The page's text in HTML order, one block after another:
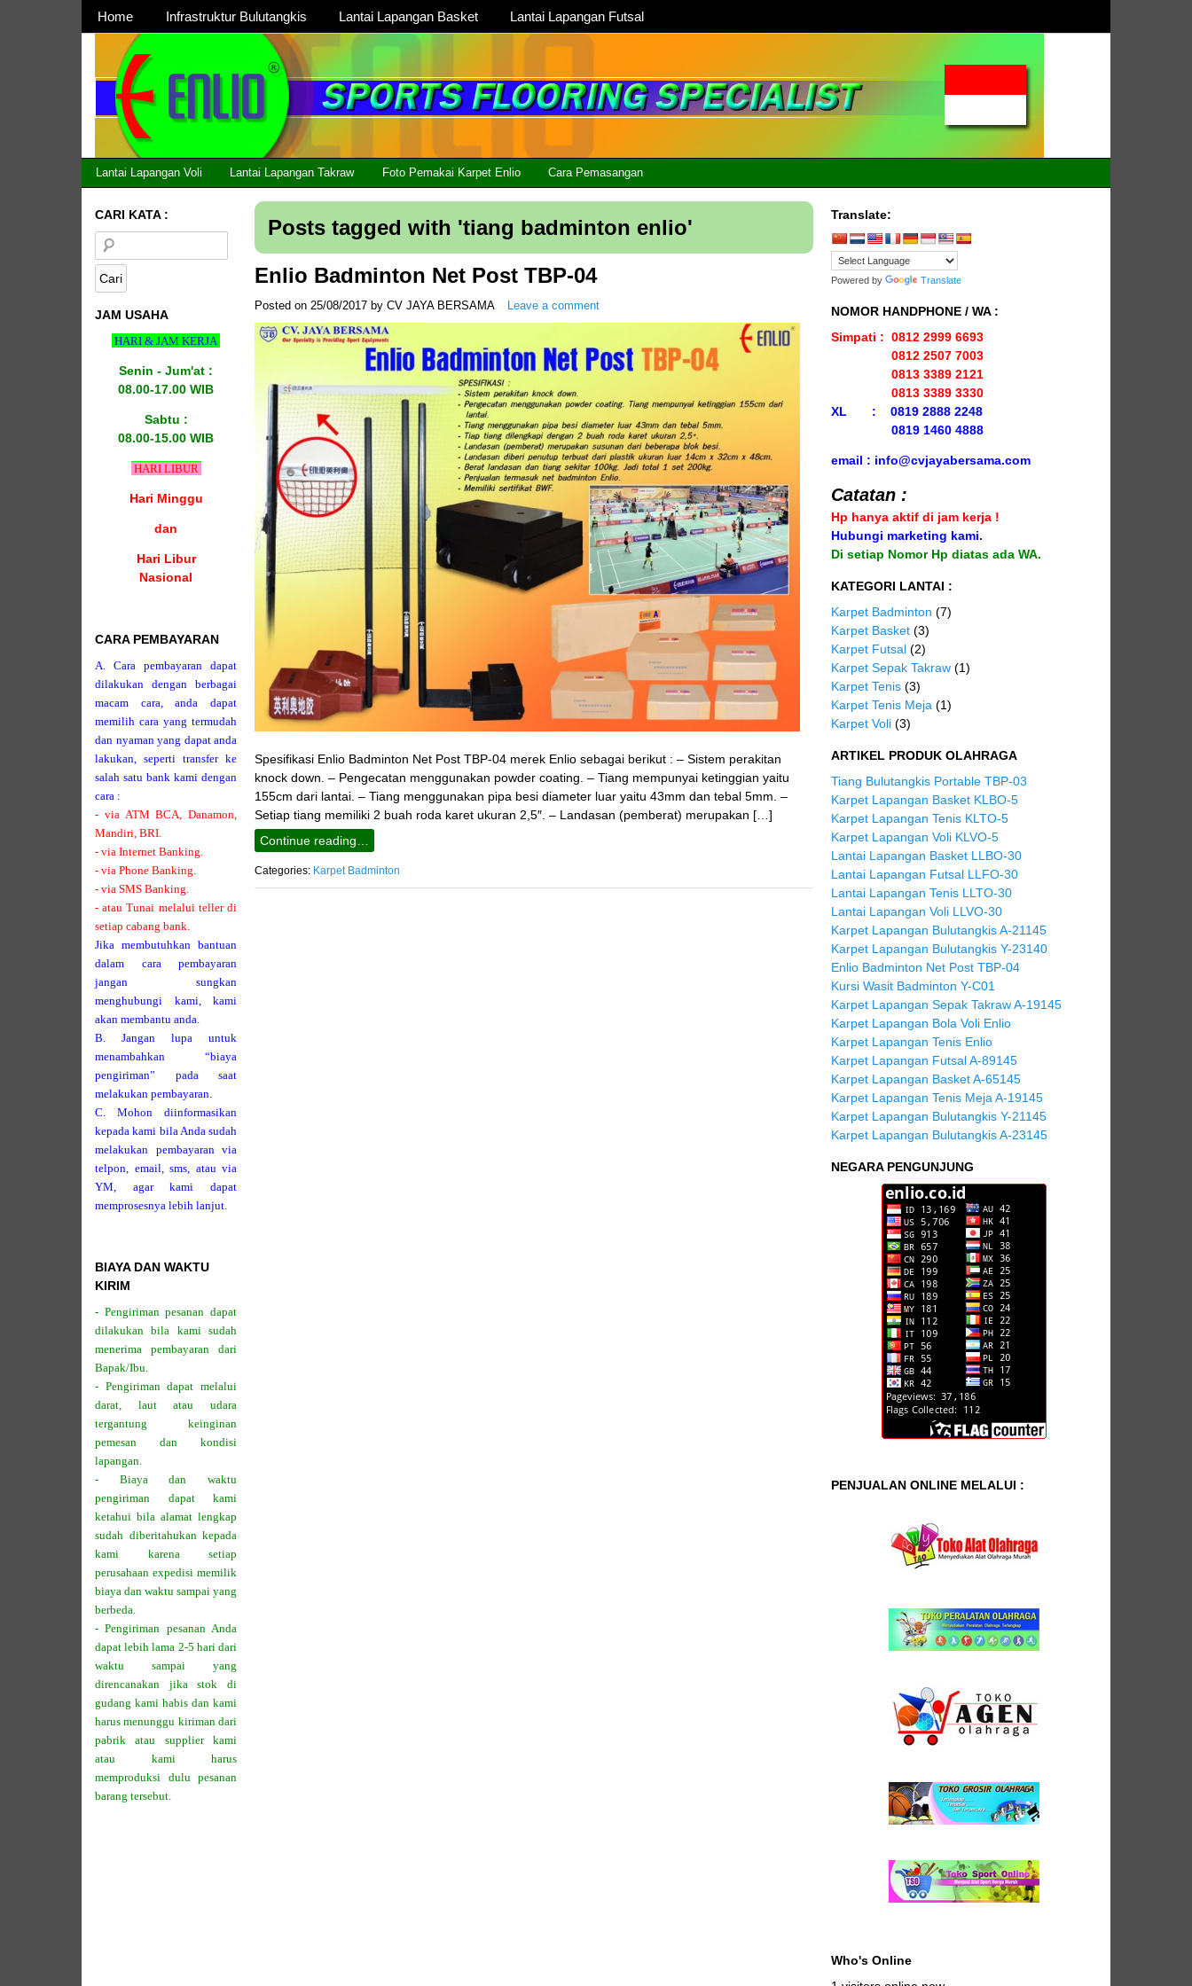
Home Infrastruktur Bulutangkis Lantai Lapangan Basket Lantai Lapangan Futsal
Page 2
Lantai Lapangan Voli Lantai Lapangan Takraw Foto Pemakai Karpet Enlio Cara Pemasangan
Posts tagged with 'tiang badminton enlio'
Enlio Badminton Net Post TBP-04
Posted on 25/08/2017 by CV JAYA BERSAMA Leave a comment
Spesifikasi Enlio Badminton Net Post TBP-04 merek Enlio sebagai berikut : – Sistem perakitan
knock down. – Pengecatan menggunakan powder coating. – Tiang mempunyai ketinggian yaitu
155cm dari lantai. – Tiang menggunakan pipa besi diameter luar yaitu 43mm dan tebal 5mm. –
Setiap tiang memiliki 2 buah roda karet ukuran 2,5″. – Landasan (pemberat) merupakan […]
Continue reading…
Categories: Karpet Badminton
CARI KATA :
JAM USAHA
HARI & JAM KERJA
Senin - Jum'at :
08.00-17.00 WIB
Sabtu :
08.00-15.00 WIB
HARI LIBUR
Hari Minggu
dan
Hari Libur
Nasional
CARA PEMBAYARAN
A. Cara pembayaran dapat
dilakukan dengan berbagai
macam cara, anda dapat
memilih cara yang termudah
dan nyaman yang dapat anda
lakukan, seperti transfer ke
salah satu bank kami dengan
cara :
- via ATM BCA, Danamon,
Mandiri, BRI.
- via Internet Banking.
- via Phone Banking.
- via SMS Banking.
- atau Tunai melalui teller di
setiap cabang bank.
Jika membutuhkan bantuan
dalam cara pembayaran
jangan sungkan
menghubungi kami, kami
akan membantu anda.
B. Jangan lupa untuk
menambahkan “biaya
pengiriman” pada saat
melakukan pembayaran.
C. Mohon diinformasikan
kepada kami bila Anda sudah
melakukan pembayaran via
telpon, email, sms, atau via
YM, agar kami dapat
memprosesnya lebih lanjut.
BIAYA DAN WAKTU
KIRIM
- Pengiriman pesanan dapat
dilakukan bila kami sudah
menerima pembayaran dari
Bapak/Ibu.
- Pengiriman dapat melalui
darat, laut atau udara
tergantung keinginan
pemesan dan kondisi
lapangan.
- Biaya dan waktu
pengiriman dapat kami
ketahui bila alamat lengkap
sudah diberitahukan kepada
kami karena setiap
perusahaan expedisi memilik
biaya dan waktu sampai yang
berbeda.
- Pengiriman pesanan Anda
dapat lebih lama 2-5 hari dari
waktu sampai yang
direncanakan jika stok di
gudang kami habis dan kami
harus menunggu kiriman dari
pabrik atau supplier kami
atau kami harus
memproduksi dulu pesanan
barang tersebut.
Translate:
Powered by Translate
NOMOR HANDPHONE / WA :
Simpati : 0812 2999 6693
0812 2507 7003
0813 3389 2121
0813 3389 3330
XL : 0819 2888 2248
0819 1460 4888
email : info@cvjayabersama.com
Catatan :
Hp hanya aktif di jam kerja !
Hubungi marketing kami.
Di setiap Nomor Hp diatas ada WA.
KATEGORI LANTAI :
Karpet Badminton (7)
Karpet Basket (3)
Karpet Futsal (2)
Karpet Sepak Takraw (1)
Karpet Tenis (3)
Karpet Tenis Meja (1)
Karpet Voli (3)
ARTIKEL PRODUK OLAHRAGA
Tiang Bulutangkis Portable TBP-03
Karpet Lapangan Basket KLBO-5
Karpet Lapangan Tenis KLTO-5
Karpet Lapangan Voli KLVO-5
Lantai Lapangan Basket LLBO-30
Lantai Lapangan Futsal LLFO-30
Lantai Lapangan Tenis LLTO-30
Lantai Lapangan Voli LLVO-30
Karpet Lapangan Bulutangkis A-21145
Karpet Lapangan Bulutangkis Y-23140
Enlio Badminton Net Post TBP-04
Kursi Wasit Badminton Y-C01
Karpet Lapangan Sepak Takraw A-19145
Karpet Lapangan Bola Voli Enlio
Karpet Lapangan Tenis Enlio
Karpet Lapangan Futsal A-89145
Karpet Lapangan Basket A-65145
Karpet Lapangan Tenis Meja A-19145
Karpet Lapangan Bulutangkis Y-21145
Karpet Lapangan Bulutangkis A-23145
NEGARA PENGUNJUNG
PENJUALAN ONLINE MELALUI :
Who's Online